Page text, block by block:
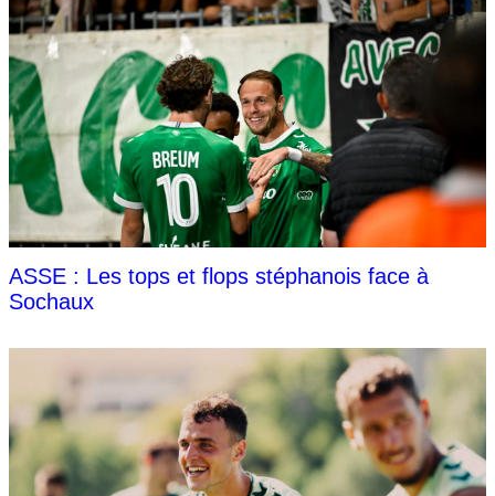
ASSE : Les tops et flops stéphanois face à
Sochaux